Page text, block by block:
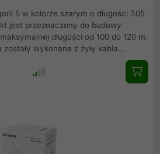
5 w kolorze szarym o długości 305
jest przeznaczony do budowy
długości od 100 do 120 m.
zostały wykonane z żyły kabla
została wykonana z PVC o grubości
zewnętrznej znajduje się nadruk z